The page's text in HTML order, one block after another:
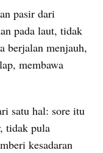
pasir dari
pada laut, tidak
berjalan menjauh,
membawa
satu hal: sore itu
tidak pula
kesadaran